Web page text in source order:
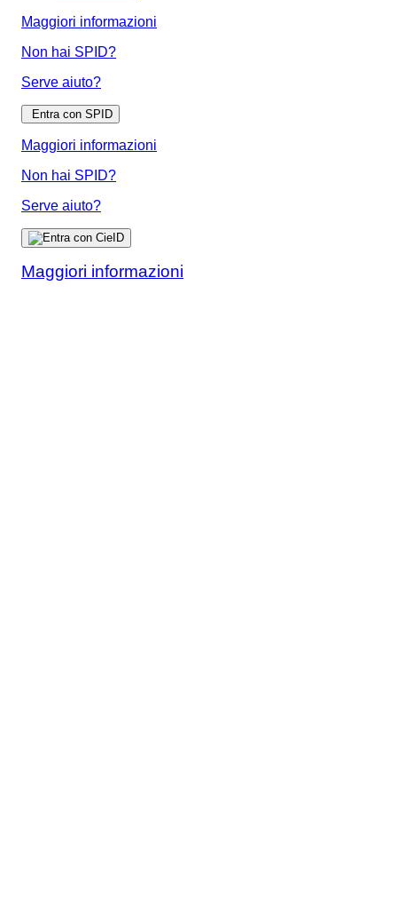
Maggiori informazioni
Non hai SPID?
Serve aiuto?
Entra con SPID
Maggiori informazioni
Non hai SPID?
Serve aiuto?
Maggiori informazioni